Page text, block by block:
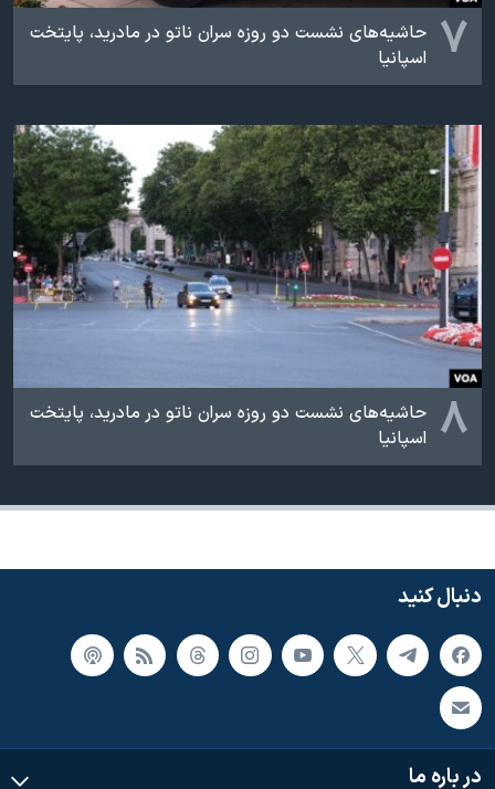
۷ حاشیه‌های نشست دو روزه سران ناتو در مادرید، پایتخت
اسپانیا
۸ حاشیه‌های نشست دو روزه سران ناتو در مادرید، پایتخت
اسپانیا
دنبال کنید
در باره ما